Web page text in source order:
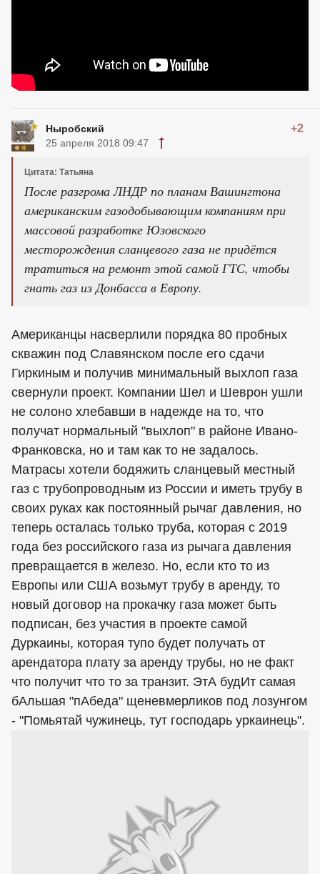
Ныробский +2
25 апреля 2018 09:47
Цитата: Татьяна
После разгрома ЛНДР по планам Вашингтона
американским газодобывающим компаниям при
массовой разработке Юзовского
месторождения сланцевого газа не придётся
тратиться на ремонт этой самой ГТС, чтобы
гнать газ из Донбасса в Европу.
Американцы насверлили порядка 80 пробных
скважин под Славянском после его сдачи
Гиркиным и получив минимальный выхлоп газа
свернули проект. Компании Шел и Шеврон ушли
не солоно хлебавши в надежде на то, что
получат нормальный "выхлоп" в районе Ивано-
Франковска, но и там как то не задалось.
Матрасы хотели бодяжить сланцевый местный
газ с трубопроводным из России и иметь трубу в
своих руках как постоянный рычаг давления, но
теперь осталась только труба, которая с 2019
года без российского газа из рычага давления
превращается в железо. Но, если кто то из
Европы или США возьмут трубу в аренду, то
новый договор на прокачку газа может быть
подписан, без участия в проекте самой
Дуркаины, которая тупо будет получать от
арендатора плату за аренду трубы, но не факт
что получит что то за транзит. ЭтА будИт самая
бАльшая "пАбеда" щеневмерликов под лозунгом
- "Помьятай чужинець, тут господарь уркаинець".